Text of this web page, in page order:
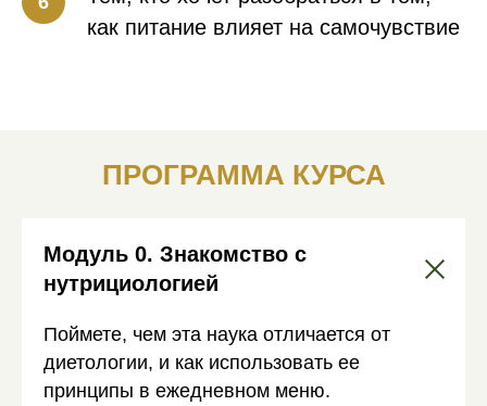
как питание влияет на самочувствие
ПРОГРАММА КУРСА
Модуль 0. Знакомство с
нутрициологией
Поймете, чем эта наука отличается от
диетологии, и как использовать ее
принципы в ежедневном меню.